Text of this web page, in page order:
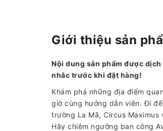
Giới thiệu sản
Nội dung sản phẩm được
nhắc trước khi đặt hàng!
Khám phá những địa điểm
giờ cùng hướng dẫn viên. Đi
trường La Mã, Circus Maximus
Hãy chiêm ngưỡng ban công